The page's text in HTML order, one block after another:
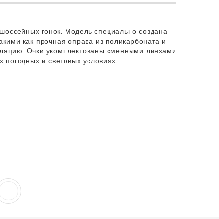
гонок. Модель специально создана
как прочная оправа из поликарбоната и
Очки укомплектованы сменными линзами
погодных и световых условиях.